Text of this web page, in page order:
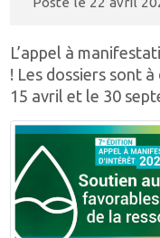
L’appel à
! Les dossiers sont
15 avril et le 30